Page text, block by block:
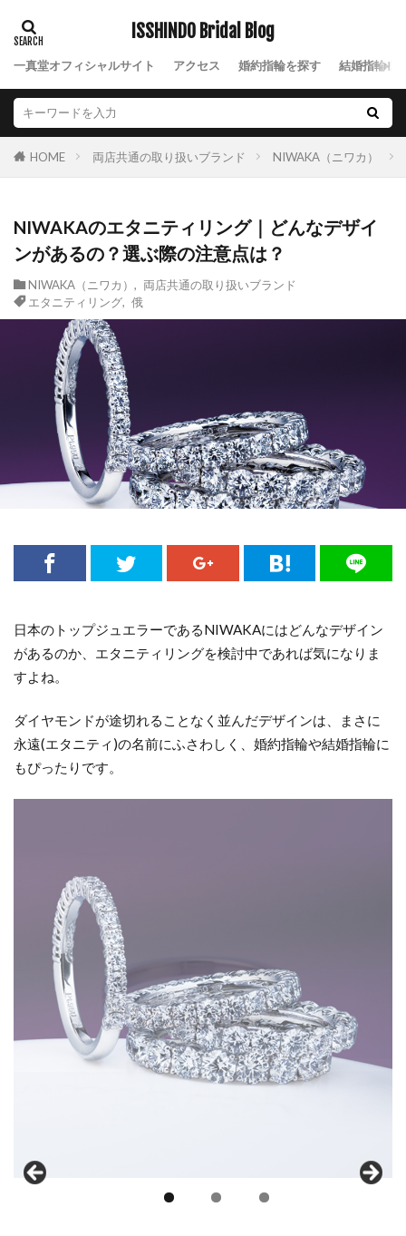
ISSHINDO Bridal Blog
一真堂オフィシャルサイト アクセス 婚約指輪を探す 結婚指輪を
HOME 両店共通の取り扱いブランド NIWAKA（ニワカ）
NIWAKAのエタニティリング｜どんなデザイ
ンがあるの？選ぶ際の注意点は？
NIWAKA（ニワカ）
両店共通の取り扱いブランド
エタニティリング, 俄
日本のトップジュエラーであるNIWAKAにはどんなデザイン
があるのか、エタニティリングを検討中であれば気になりま
すよね。
ダイヤモンドが途切れることなく並んだデザインは、まさに
永遠(エタニティ)の名前にふさわしく、婚約指輪や結婚指輪に
もぴったりです。